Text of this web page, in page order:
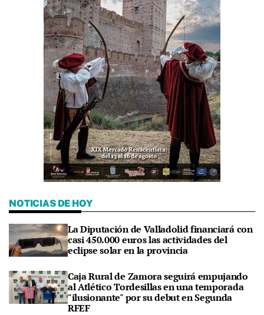
NOTICIAS DE HOY
La Diputación de Valladolid financiará con
casi 450.000 euros las actividades del
eclipse solar en la provincia
Caja Rural de Zamora seguirá empujando
al Atlético Tordesillas en una temporada
"ilusionante" por su debut en Segunda
RFEF